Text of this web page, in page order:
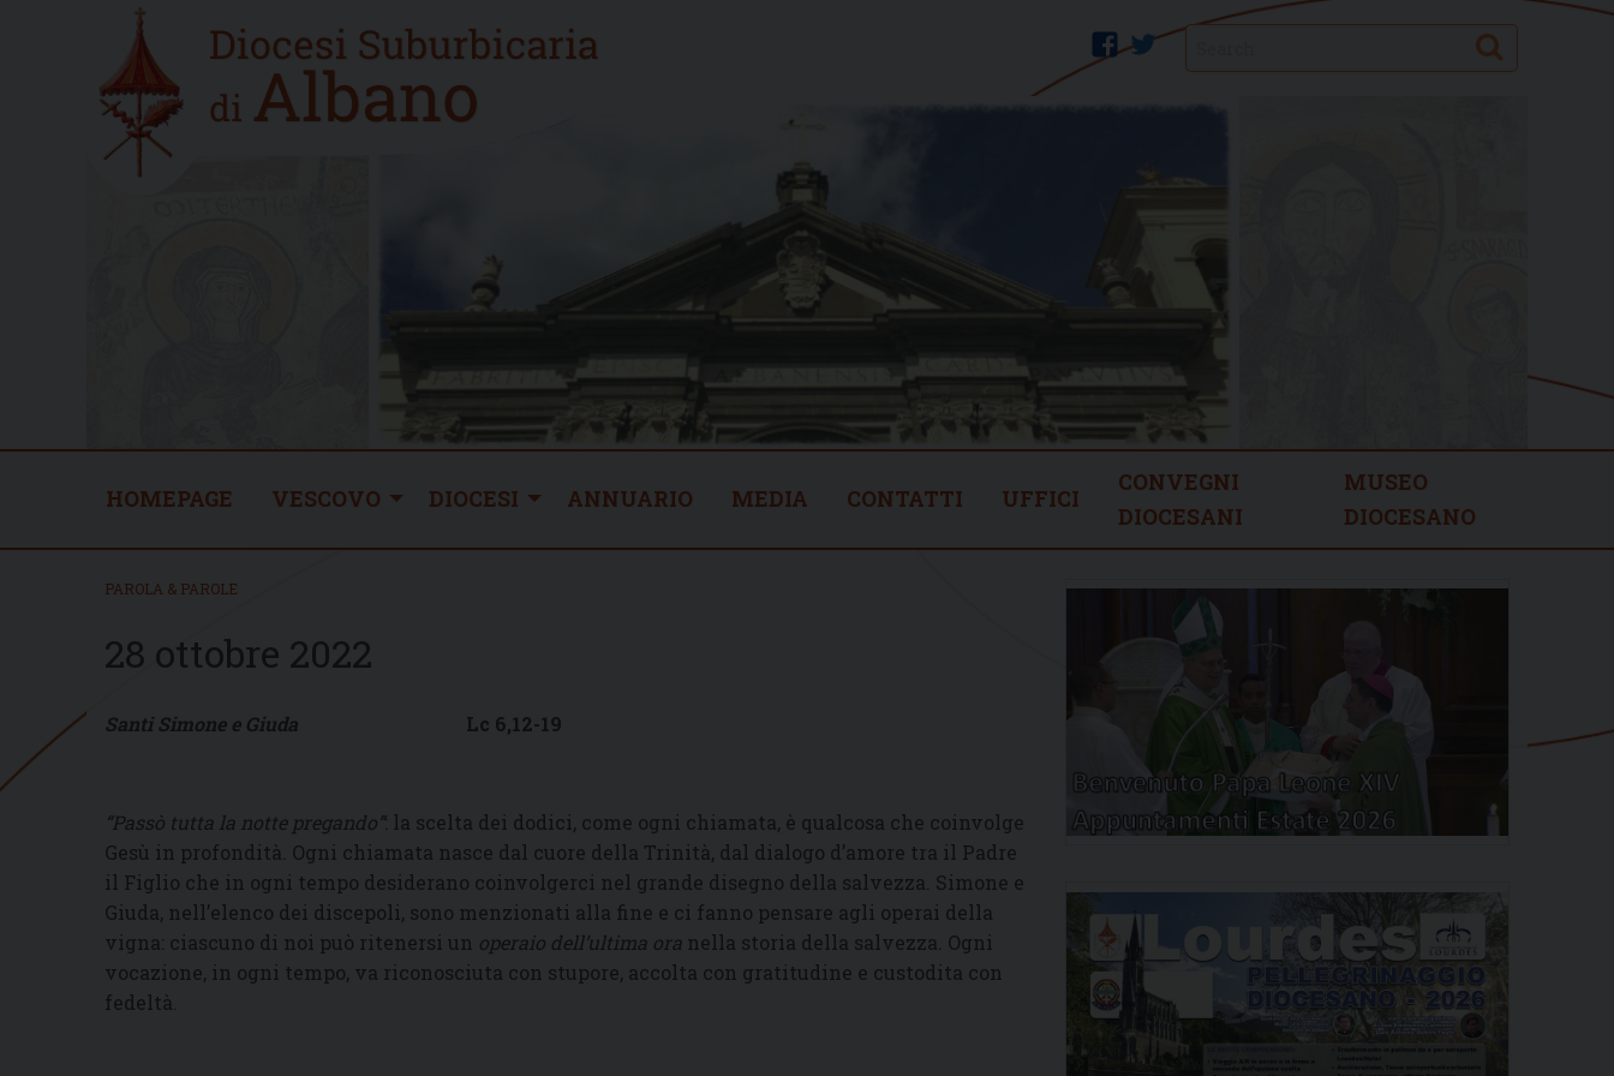
Home
new
twitter
facebook Search
HOMEPAGE VESCOVO DIOCESI ANNUARIO MEDIA CONTATTI UFFICI
CONVEGNI
DIOCESANI
MUSEO
DIOCESANO
PAROLA & PAROLE
28 ottobre 2022
Santi Simone e Giuda Lc 6,12-19
“Passò tutta la notte pregando”: la scelta dei dodici, come ogni chiamata, è qualcosa che coinvolge
Gesù in profondità. Ogni chiamata nasce dal cuore della Trinità, dal dialogo d’amore tra il Padre
il Figlio che in ogni tempo desiderano coinvolgerci nel grande disegno della salvezza. Simone e
Giuda, nell’elenco dei discepoli, sono menzionati alla fine e ci fanno pensare agli operai della
vigna: ciascuno di noi può ritenersi un operaio dell’ultima ora nella storia della salvezza. Ogni
vocazione, in ogni tempo, va riconosciuta con stupore, accolta con gratitudine e custodita con
fedeltà.